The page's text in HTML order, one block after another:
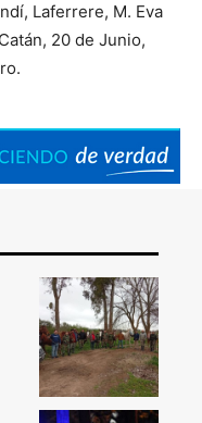
Laferrere, M. Eva
20 de Junio,